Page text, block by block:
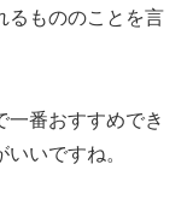
るもののことを言
一番おすすめでき
いですね。